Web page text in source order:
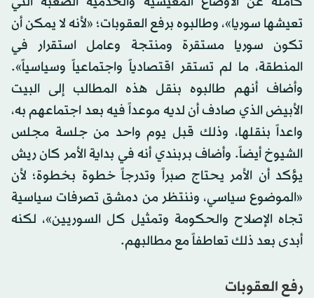
تعيشها سوريا»، وطالبوه برفع العقوبات؛ «لأنه لا يمكن أن
تكون سوريا مستقرة ومنتجة وعامل استقرار في
المنطقة، ما لم تستقر اقتصادياً واجتماعياً وسياسياً».
وأضاف أنهم طالبوه بنقل هذه المطالب إلى البيت
الأبيض الذي صادف أن لديه موعداً فيه بعد اجتماعهم به،
واعداً بنقلها، وذلك قبل يوم واحد من جلسة مجلس
الشيوخ أيضاً. وأضاف بربندي أنه في بداية الأمر كان ريش
يؤكد أن الأمر يحتاج صبراً وتدرجاً خطوة بخطوة؛ لأن
«الموضوع سياسي، وننتظر من دمشق تصرفات سياسية
تجاه الإصلاح والحكومة وتمثيل كل السوريين»، لكنه
أبدى بعد ذلك تعاطفاً مع مطالبهم.
رفع العقوبات